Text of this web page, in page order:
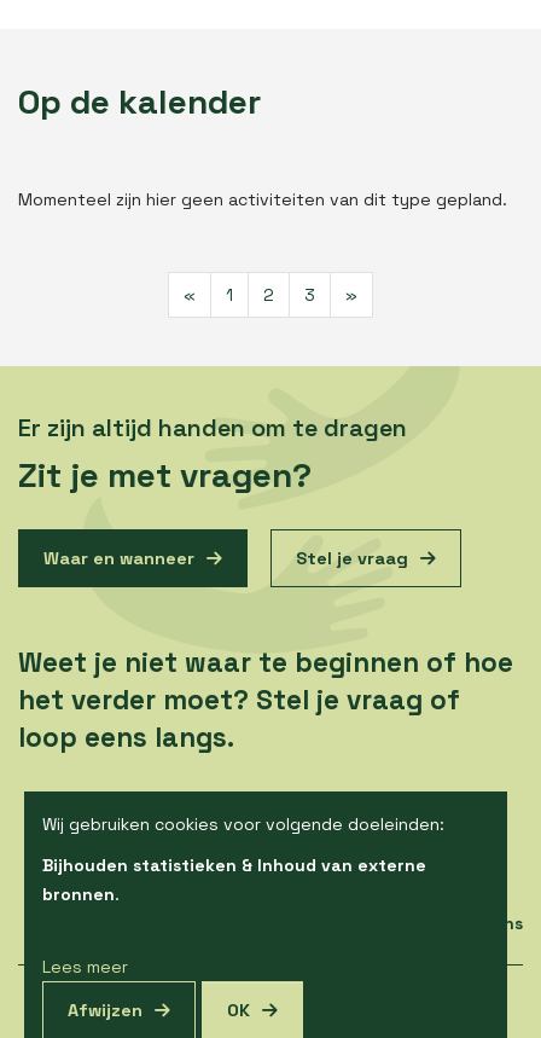
Op de kalender
Momenteel zijn hier geen activiteiten van dit type gepland.
« 1 2 3 »
Er zijn altijd handen om te dragen
Zit je met vragen?
Waar en wanneer Stel je vraag
Weet je niet waar te beginnen of hoe
het verder moet? Stel je vraag of
loop eens langs.
Contacteer ons
© Copyright 2026 | Alegria vzw • Alle rechten voorbehouden •
Wij gebruiken cookies voor volgende doeleinden:
Bijhouden statistieken & Inhoud van externe
bronnen.
Lees meer
Afwijzen
OK